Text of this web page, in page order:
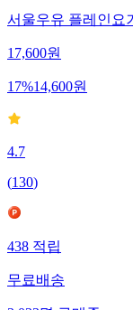
서울우유 플레인요
17,600원
17%14,600원
4.7
(130)
438적립
무료배송